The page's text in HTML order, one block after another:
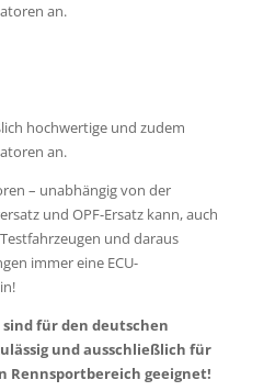
an.
hochwertige und zudem
an.
– unabhängig von der
und OPF-Ersatz kann, auch
und daraus
immer eine ECU-
für den deut­schen
und ausschließlich für
Rennsportbereich geeignet!